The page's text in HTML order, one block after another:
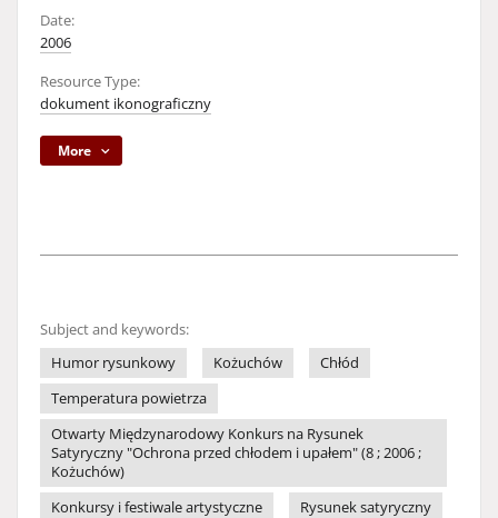
Date:
2006
Resource Type:
dokument ikonograficzny
More
Subject and keywords:
Humor rysunkowy
Kożuchów
Chłód
Temperatura powietrza
Otwarty Międzynarodowy Konkurs na Rysunek
Satyryczny "Ochrona przed chłodem i upałem" (8 ; 2006 ;
Kożuchów)
Konkursy i festiwale artystyczne
Rysunek satyryczny